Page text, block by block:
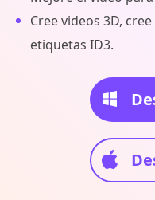
Cree videos 3D,
etiquetas ID3.